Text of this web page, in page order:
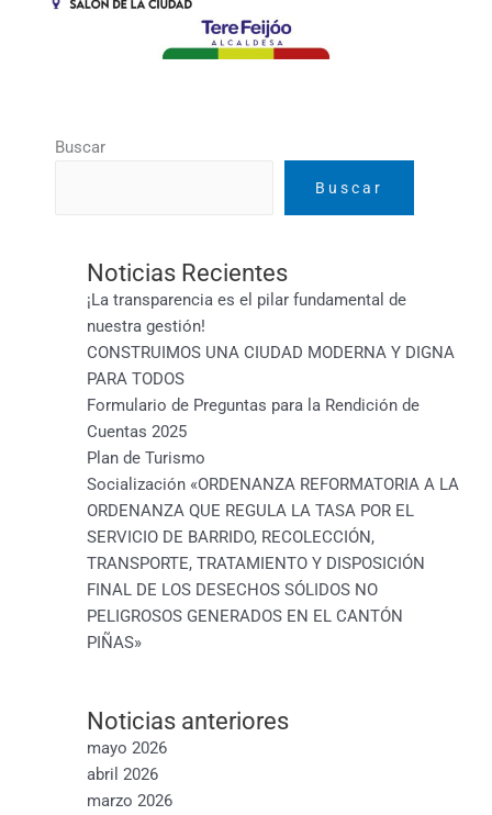
Buscar
Buscar
Noticias Recientes
¡La transparencia es el pilar fundamental de
nuestra gestión!
CONSTRUIMOS UNA CIUDAD MODERNA Y DIGNA
PARA TODOS
Formulario de Preguntas para la Rendición de
Cuentas 2025
Plan de Turismo
Socialización «ORDENANZA REFORMATORIA A LA
ORDENANZA QUE REGULA LA TASA POR EL
SERVICIO DE BARRIDO, RECOLECCIÓN,
TRANSPORTE, TRATAMIENTO Y DISPOSICIÓN
FINAL DE LOS DESECHOS SÓLIDOS NO
PELIGROSOS GENERADOS EN EL CANTÓN
PIÑAS»
Noticias anteriores
mayo 2026
abril 2026
marzo 2026